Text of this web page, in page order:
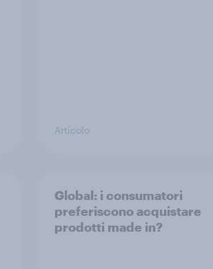
Articolo
Global: i consumatori
preferiscono acquistare
prodotti made in?